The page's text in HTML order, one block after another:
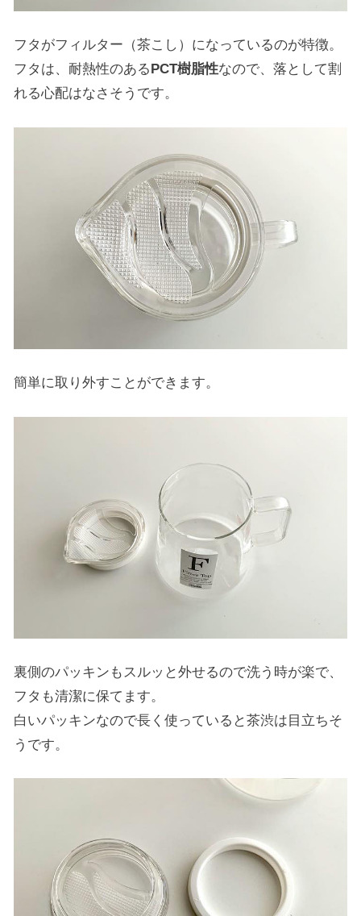
フタがフィルター（茶こし）になっているのが特徴。
フタは、耐熱性のあるPCT樹脂性なので、落として割
れる心配はなさそうです。
簡単に取り外すことができます。
裏側のパッキンもスルッと外せるので洗う時が楽で、
フタも清潔に保てます。
白いパッキンなので長く使っていると茶渋は目立ちそ
うです。